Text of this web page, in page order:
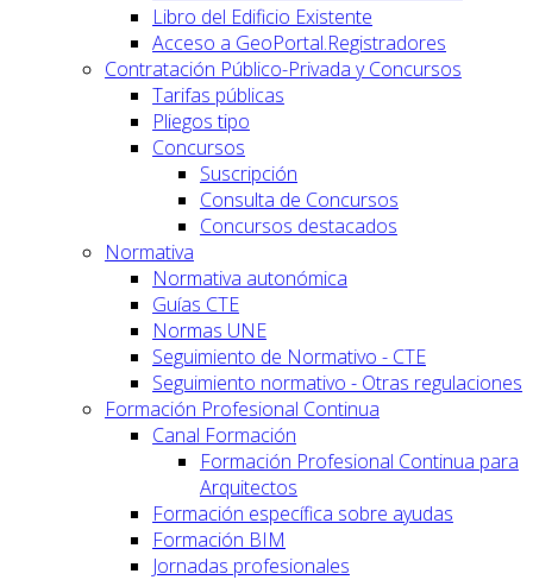
Libro del Edificio Existente
Acceso a GeoPortal.Registradores
Contratación Público-Privada y Concursos
Tarifas públicas
Pliegos tipo
Concursos
Suscripción
Consulta de Concursos
Concursos destacados
Normativa
Normativa autonómica
Guías CTE
Normas UNE
Seguimiento de Normativo - CTE
Seguimiento normativo - Otras regulaciones
Formación Profesional Continua
Canal Formación
Formación Profesional Continua para
Arquitectos
Formación específica sobre ayudas
Formación BIM
Jornadas profesionales